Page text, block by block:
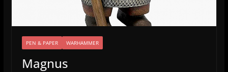
PEN & PAPER WARHAMMER
Magnus